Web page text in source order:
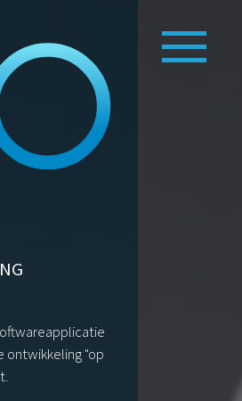
ontwikkeling "op